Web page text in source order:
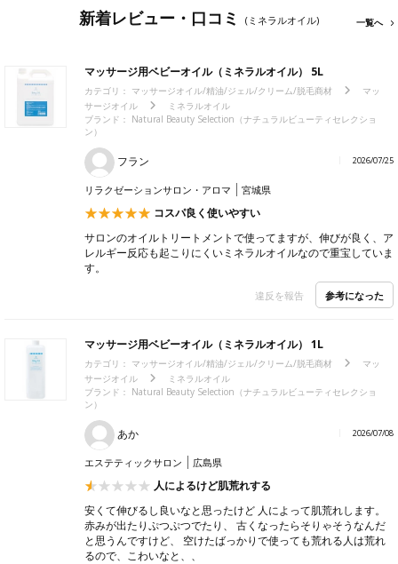
新着レビュー・口コミ (ミネラルオイル) 一覧へ
マッサージ用ベビーオイル（ミネラルオイル） 5L
カテゴリ： マッサージオイル/精油/ジェル/クリーム/脱毛商材
マッ
サージオイル
ミネラルオイル
ブランド： Natural Beauty Selection（ナチュラルビューティセレクショ
ン）
フラン 2026/07/25
リラクゼーションサロン・アロマ 宮城県
コスパ良く使いやすい
サロンのオイルトリートメントで使ってますが、伸びが良く、ア
レルギー反応も起こりにくいミネラルオイルなので重宝していま
す。
違反を報告 参考になった
マッサージ用ベビーオイル（ミネラルオイル） 1L
カテゴリ： マッサージオイル/精油/ジェル/クリーム/脱毛商材
マッ
サージオイル
ミネラルオイル
ブランド： Natural Beauty Selection（ナチュラルビューティセレクショ
ン）
あか 2026/07/08
エステティックサロン 広島県
人によるけど肌荒れする
安くて伸びるし良いなと思ったけど 人によって肌荒れします。
赤みが出たりぷつぷつでたり、 古くなったらそりゃそうなんだ
と思うんですけど、 空けたばっかりで使っても荒れる人は荒れ
るので、こわいなと、、